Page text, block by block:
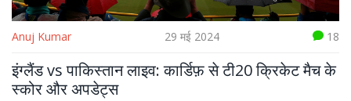
Anuj Kumar 29 मई 2024 18
इंग्लैंड vs पाकिस्तान लाइव: कार्डिफ़ से टी20 क्रिकेट मैच के
स्कोर और अपडेट्स